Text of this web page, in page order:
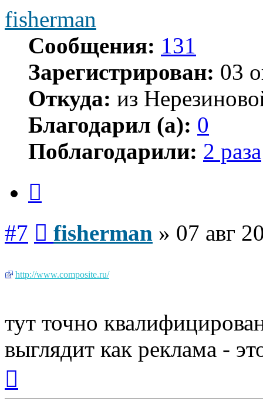
fisherman
Сообщения: 131
Зарегистрирован: 03
Откуда: из
Благодарил (а): 0
Поблагодарили: 2 раза
#7 fisherman » 07 авг
http://www.composite.ru/
тут точно
выглядит как реклама -
началу